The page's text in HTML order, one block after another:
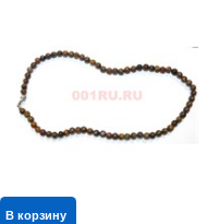
В корзину